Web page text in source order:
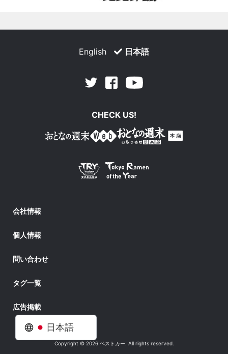
日本語
English 日本語
Twitter Facebook
CHECK US!
会社情報
個人情報
問い合わせ
タグ一覧
広告掲載
Copyright © 2026 ベストカー. All rights reserved.